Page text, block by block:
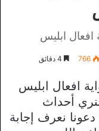
ابليس
766
افعال ابليس
أحداث
نعرف إجابة